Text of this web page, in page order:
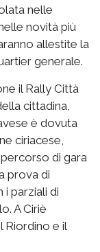
nelle
novità più
allestite la
generale.
il Rally Città
cittadina,
è dovuta
ciriacese,
di gara
prova di
parziali di
A Ciriè
Riordino e il